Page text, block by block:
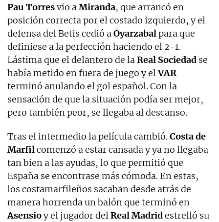
Pau Torresvio aMiranda, que arrancó en
posición correcta por el costado izquierdo, y el
defensa del Betis cedió aOyarzabalpara que
definiese a la perfección haciendo el 2-1.
Lástima que el delantero de laReal Sociedad se
había metido en fuera de juego y elVAR
terminó anulando el gol español. Con la
sensación de que la situación podía ser mejor,
pero también peor, se llegaba al descanso.
Tras el intermedio la película cambió.Costa de
Marfilcomenzó a estar cansada y ya no llegaba
tan bien a las ayudas, lo que permitió que
España se encontrase más cómoda. En estas,
los costamarfileños sacaban desde atrás de
manera horrenda un balón que terminó en
Asensioy el jugador delReal Madridestrelló su